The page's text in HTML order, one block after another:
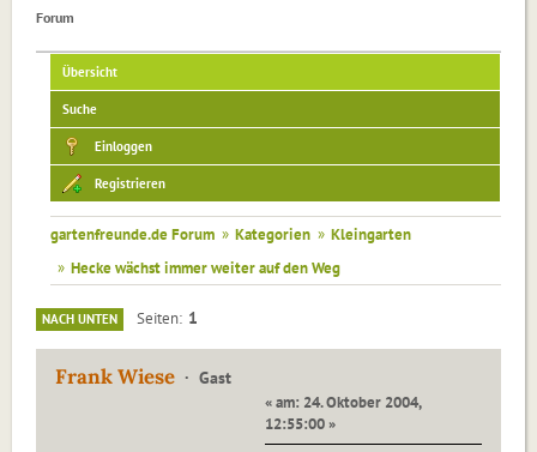
Forum
Übersicht
Suche
Einloggen
Registrieren
gartenfreunde.de Forum » Kategorien » Kleingarten
» Hecke wächst immer weiter auf den Weg
NACH UNTEN Seiten 1
Frank Wiese Gast
« am: 24. Oktober 2004,
12:55:00 »